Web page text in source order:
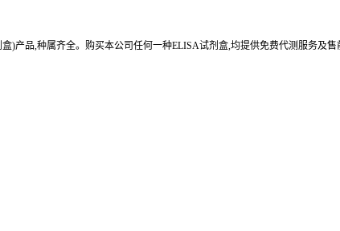
)产品,种属齐全。购买本公司任何一种ELISA试剂盒,均提供免费代测服务及